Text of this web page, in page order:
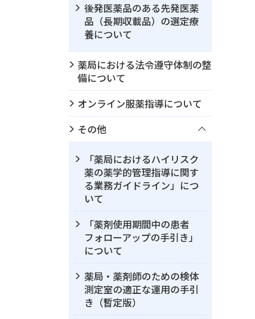
後発医薬品のある先発医薬
品（長期収載品）の選定療
養について
薬局における法令遵守体制の整
備について
オンライン服薬指導について
その他
「薬局におけるハイリスク
薬の薬学的管理指導に関す
る業務ガイドライン」につ
いて
「薬剤使用期間中の患者
フォローアップの手引き」
について
薬局・薬剤師のための検体
測定室の適正な運用の手引
き（暫定版）